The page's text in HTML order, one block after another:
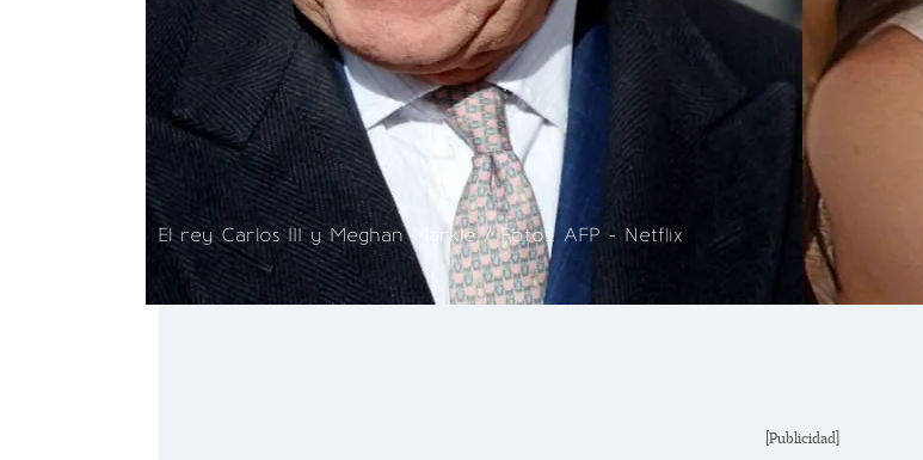
El rey Carlos III y Meghan Markle / Fotos: AFP - Netflix
[Publicidad]